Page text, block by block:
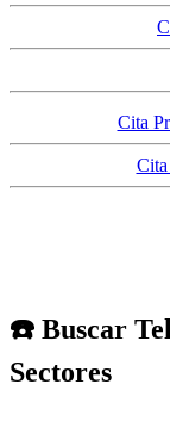
Cita
☎️ Buscar
Sectores